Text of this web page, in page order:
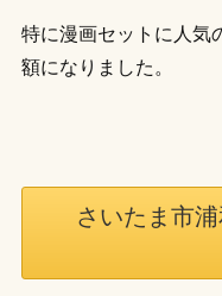
特に漫画セットに人気
額になりました。
さいたま市